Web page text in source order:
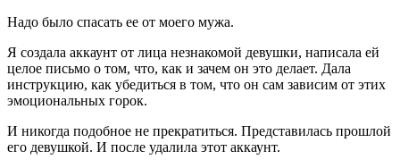
Надо было спасать ее от моего мужа.
Я создала аккаунт от лица незнакомой девушки, написала ей
целое письмо о том, что, как и зачем он это делает. Дала
инструкцию, как убедиться в том, что он сам зависим от этих
эмоциональных горок.
И никогда подобное не прекратиться. Представилась прошлой
его девушкой. И после удалила этот аккаунт.